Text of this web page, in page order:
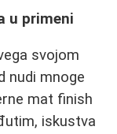
u primeni
svojom
nudi mnoge
mat finish
iskustva